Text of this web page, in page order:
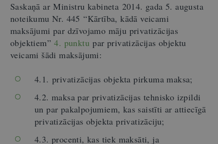
Saskaņā ar Ministru kabineta 2014. gada 5. augusta
noteikumu Nr. 445 “Kārtība, kādā veicami
maksājumi par dzīvojamo māju privatizācijas
objektiem”4. punktu par privatizācijas objektu
veicami šādi maksājumi:
4.1. privatizācijas objekta pirkuma maksa;
4.2. maksa par privatizācijas tehnisko izpildi
un par pakalpojumiem, kas saistīti ar attiecīgā
privatizācijas objekta privatizāciju;
4.3. procenti, kas tiek maksāti, ja